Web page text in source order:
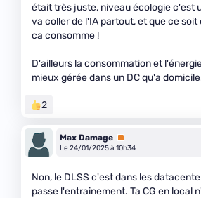
était très juste, niveau écologie c'est
va coller de l'IA partout, et que ce soit
ca consomme !
D'ailleurs la consommation et
mieux gérée dans un DC qu'a
2
Max Damage Premium
Le 24/01/2025 à 10h34
Non, le DLSS c'est dans les
passe l'entrainement. Ta CG en local